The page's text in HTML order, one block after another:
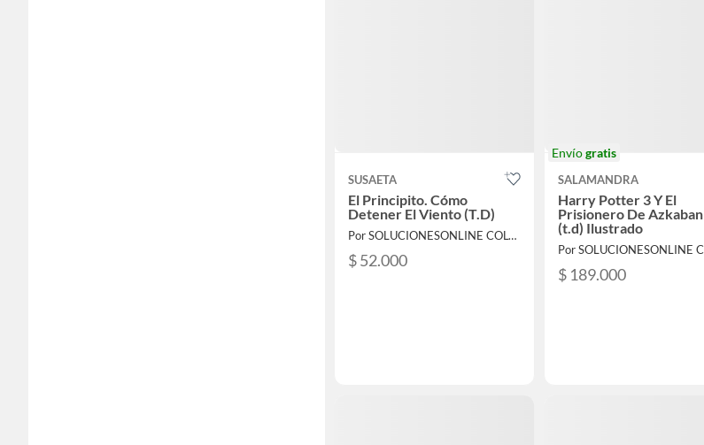
SUSAETA
El Principito. Cómo
Detener El Viento (T.D)
Por SOLUCIONESONLINE COLOMBIA SAS
$ 52.000
Envíogratis
SALAMANDRA
Harry Potter 3 Y El
Prisionero De Azkaban
(t.d) Ilustrado
$ 189.000